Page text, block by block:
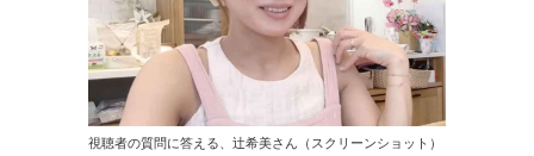
視聴者の質問に答える、辻希美さん（スクリーンショット）